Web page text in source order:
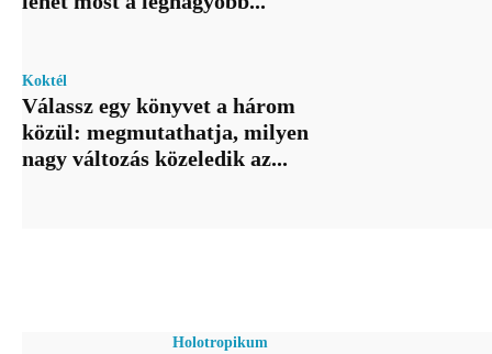
Koktél
Válassz egy könyvet a három
közül: megmutathatja, milyen
nagy változás közeledik az...
Holotropikum